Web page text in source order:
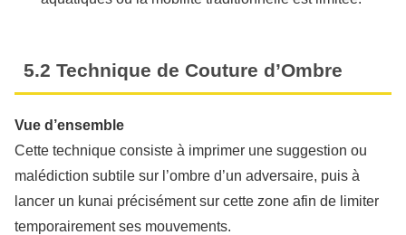
5.2 Technique de Couture d’Ombre
Vue d’ensemble
Cette technique consiste à imprimer une suggestion ou
malédiction subtile sur l’ombre d’un adversaire, puis à
lancer un kunai précisément sur cette zone afin de limiter
temporairement ses mouvements.